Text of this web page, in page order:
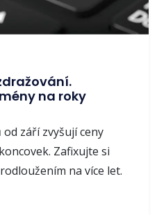
na roky
září zvyšují ceny
Zafixujte si
na více let.